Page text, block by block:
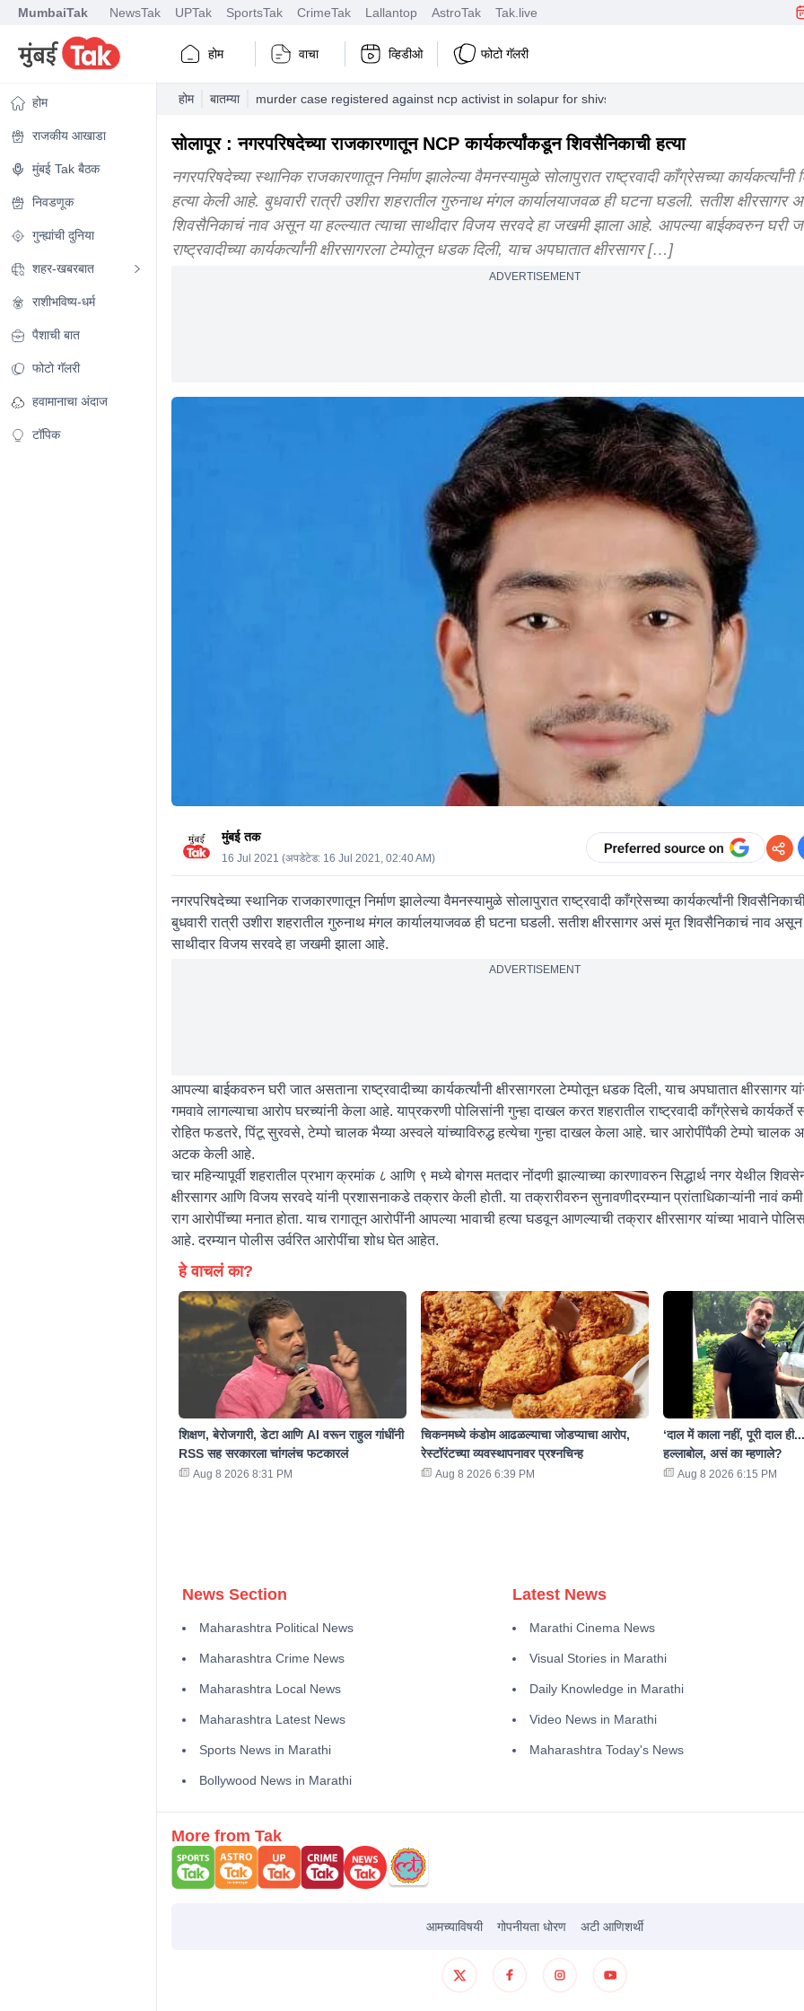
MumbaiTak NewsTak UPTak SportsTak CrimeTak Lallantop AstroTak Tak.live
होम वाचा व्हिडीओ फोटो गॅलरी
होम
राजकीय आखाडा
मुंबई Tak बैठक
निवडणूक
गुन्ह्यांची दुनिया
शहर-खबरबात
राशीभविष्य-धर्म
पैशाची बात
फोटो गॅलरी
हवामानाचा अंदाज
टॉपिक
होम बातम्या murder case registered against ncp activist in solapur for shivsena activist murder
सोलापूर : नगरपरिषदेच्या राजकारणातून NCP कार्यकर्त्यांकडून शिवसैनिकाची हत्या
नगरपरिषदेच्या स्थानिक राजकारणातून निर्माण झालेल्या वैमनस्यामुळे सोलापुरात राष्ट्रवादी काँग्रेसच्या कार्यकर्त्यांनी
हत्या केली आहे. बुधवारी रात्री उशीरा शहरातील गुरुनाथ मंगल कार्यालयाजवळ ही घटना घडली. सतीश क्षीरसागर
शिवसैनिकाचं नाव असून या हल्ल्यात त्याचा साथीदार विजय सरवदे हा जखमी झाला आहे. आपल्या बाईकवरुन घरी
राष्ट्रवादीच्या कार्यकर्त्यांनी क्षीरसागरला टेम्पोतून धडक दिली, याच अपघातात क्षीरसागर […]
ADVERTISEMENT
मुंबई तक
16 Jul 2021 (अपडेटेड: 16 Jul 2021, 02:40 AM)
नगरपरिषदेच्या स्थानिक राजकारणातून निर्माण झालेल्या वैमनस्यामुळे सोलापुरात राष्ट्रवादी काँग्रेसच्या कार्यकर्त्यांनी
बुधवारी रात्री उशीरा शहरातील गुरुनाथ मंगल कार्यालयाजवळ ही घटना घडली. सतीश क्षीरसागर असं मृत शिवसैनिकाचं नाव असून
साथीदार विजय सरवदे हा जखमी झाला आहे.
ADVERTISEMENT
आपल्या बाईकवरुन घरी जात असताना राष्ट्रवादीच्या कार्यकर्त्यांनी क्षीरसागरला टेम्पोतून धडक दिली, याच अपघातात क्षीरसागर
गमवावे लागल्याचा आरोप घरच्यांनी केला आहे. याप्रकरणी पोलिसांनी गुन्हा दाखल करत शहरातील राष्ट्रवादी काँग्रेसचे
रोहित फडतरे, पिंटू सुरवसे, टेम्पो चालक भैय्या अस्वले यांच्याविरुद्ध हत्येचा गुन्हा दाखल केला आहे. चार आरोपींपैकी टेम्पो चालक
अटक केली आहे.
चार महिन्यापूर्वी शहरातील प्रभाग क्रमांक ८ आणि ९ मध्ये बोगस मतदार नोंदणी झाल्याच्या कारणावरुन सिद्धार्थ नगर येथील
क्षीरसागर आणि विजय सरवदे यांनी प्रशासनाकडे तक्रार केली होती. या तक्रारीवरुन सुनावणीदरम्यान प्रांताधिकाऱ्यांनी नावं
राग आरोपींच्या मनात होता. याच रागातून आरोपींनी आपल्या भावाची हत्या घडवून आणल्याची तक्रार क्षीरसागर यांच्या भावाने
आहे. दरम्यान पोलीस उर्वरित आरोपींचा शोध घेत आहेत.
हे वाचलं का?
शिक्षण, बेरोजगारी, डेटा आणि AI वरून राहुल गांधींनी
RSS सह सरकारला चांगलंच फटकारलं
Aug 8 2026 8:31 PM
चिकनमध्ये कंडोम आढळल्याचा जोडप्याचा आरोप,
रेस्टॉरंटच्या व्यवस्थापनावर प्रश्नचिन्ह
Aug 8 2026 6:39 PM
‘दाल में काला नहीं, पूरी दाल
हल्लाबोल, असं का म्हणाले?
Aug 8 2026 6:15 PM
News Section
Maharashtra Political News
Maharashtra Crime News
Maharashtra Local News
Maharashtra Latest News
Sports News in Marathi
Bollywood News in Marathi
Latest News
Marathi Cinema News
Visual Stories in Marathi
Daily Knowledge in Marathi
Video News in Marathi
Maharashtra Today's News
More from Tak
आमच्याविषयी गोपनीयता धोरण अटी आणिशर्थी